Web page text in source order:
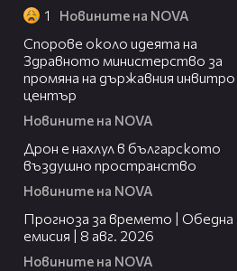
1 Новините на NOVA
Спорове около идеята на
Здравното министерство за
промяна на държавния инвитро
център
Новините на NOVA
Дрон е нахлул в българското
въздушно пространство
Новините на NOVA
Прогноза за времето | Обедна
емисия | 8 авг. 2026
Новините на NOVA